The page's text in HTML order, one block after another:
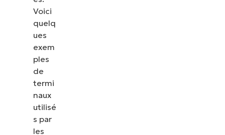
Voici
quelq
ues
exem
ples
de
termi
naux
utilisé
s par
les
Parcourez nos démonstrations à la demande
NinjaOne simplifie les tâches informatiques
terminaux, les correctifs, le MDM, la gestion